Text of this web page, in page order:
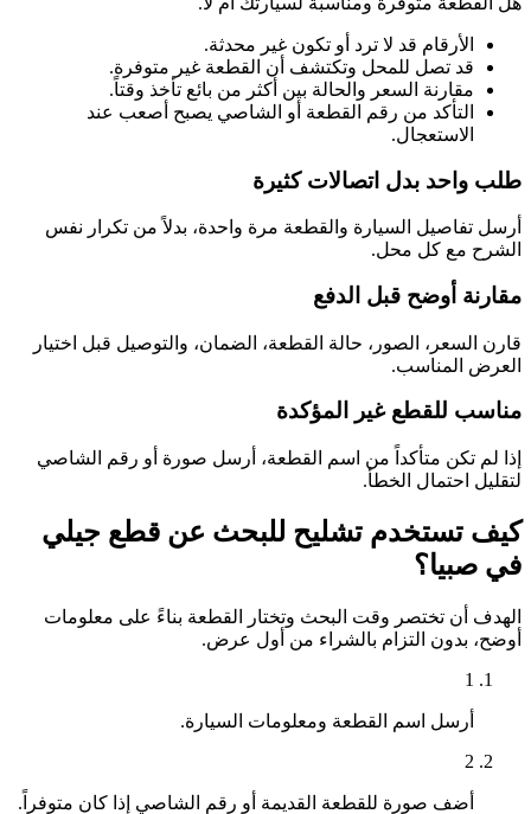
الأرقام قد لا ترد أو تكون غير محدثة.
قد تصل للمحل وتكتشف أن القطعة غير متوفرة.
مقارنة السعر والحالة بين أكثر من بائع تأخذ وقتاً.
التأكد من رقم القطعة أو الشاصي يصبح أصعب عند
الاستعجال.
طلب واحد بدل اتصالات كثيرة
أرسل تفاصيل السيارة والقطعة مرة واحدة، بدلاً من تكرار نفس
الشرح مع كل محل.
مقارنة أوضح قبل الدفع
قارن السعر، الصور، حالة القطعة، الضمان، والتوصيل قبل اختيار
العرض المناسب.
مناسب للقطع غير المؤكدة
إذا لم تكن متأكداً من اسم القطعة، أرسل صورة أو رقم الشاصي
لتقليل احتمال الخطأ.
كيف تستخدم تشليح للبحث عن قطع جيلي
في صبيا؟
الهدف أن تختصر وقت البحث وتختار القطعة بناءً على معلومات
أوضح، بدون التزام بالشراء من أول عرض.
1
أرسل اسم القطعة ومعلومات السيارة.
2
أضف صورة للقطعة القديمة أو رقم الشاصي إذا كان متوفراً.